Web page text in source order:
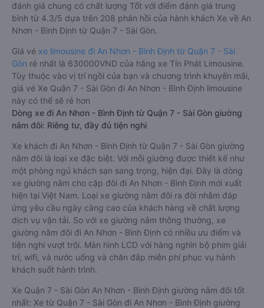
đánh giá chung có chất lượng Tốt với điểm đánh giá trung
bình từ 4.3/5 dựa trên 208 phản hồi của hành khách Xe về An
Nhơn - Bình Định từ Quận 7 - Sài Gòn.
Giá vé xe limousine đi An Nhơn - Bình Định từ Quận 7 - Sài
Gòn rẻ nhất là 630000VND của hãng xe Tín Phát Limousine.
Tùy thuộc vào vị trí ngồi của bạn và chương trình khuyến mãi,
giá vé Xe Quận 7 - Sài Gòn đi An Nhơn - Bình Định limousine
này có thể sẽ rẻ hơn
Dòng xe đi An Nhơn - Bình Định từ Quận 7 - Sài Gòn giường
nằm đôi: Riêng tư, đầy đủ tiện nghi
Xe khách đi An Nhơn - Bình Định từ Quận 7 - Sài Gòn giường
nằm đôi là loại xe đặc biệt. Với mỗi giường được thiết kế như
một phòng ngủ khách sạn sang trọng, hiện đại. Đây là dòng
xe giường nằm cho cặp đôi đi An Nhơn - Bình Định mới xuất
hiện tại Việt Nam. Loại xe giường nằm đôi ra đời nhằm đáp
ứng yêu cầu ngày càng cao của khách hàng về chất lượng
dịch vụ vận tải. So với xe giường nằm thông thường, xe
giường nằm đôi đi An Nhơn - Bình Định có nhiều ưu điểm và
tiện nghi vượt trội. Màn hình LCD với hàng nghìn bộ phim giải
trí, wifi, và nước uống và chăn đắp miễn phí phục vụ hành
khách suốt hành trình.
Xe Quận 7 - Sài Gòn An Nhơn - Bình Định giường nằm đôi tốt
nhất: Xe từ Quận 7 - Sài Gòn đi An Nhơn - Bình Định giường